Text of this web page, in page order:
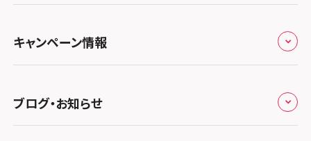
スマホスピタル鴻巣
スマホスピタル テルル三芳
スマホスピタル 熊谷
スマホスピタル ゲオデジタルベース川口元郷
スマホスピタル埼玉大宮
スマホスピタル 北陸総合修理センター
スマホスピタル 長野
スマホスピタル岐阜
スマホスピタル 浜松
スマホスピタル静岡パルコ
スマホスピタル 藤枝
スマホスピタル名古屋駅前
関西
スマホスピタル 大阪梅田
スマホスピタル by デジホ 梅田地下（うめちか）
スマホスピタル京橋
中国・四国
スマホスピタル岡山駅前
スマホスピタル by デジホ マークイズ福岡もも
ち
特定商取引法に関する表記
プライバシーポリシー
郵送修理依頼
キャンペーン情報
キャンペーン一覧
ブログ・お知らせ